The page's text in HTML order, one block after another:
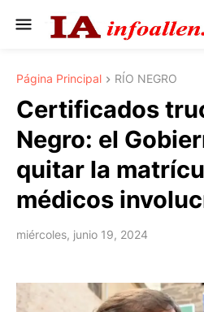
Página Principal RÍO NEGRO
Certificados
Negro: el
quitar la
médicos
miércoles, junio 19, 2024